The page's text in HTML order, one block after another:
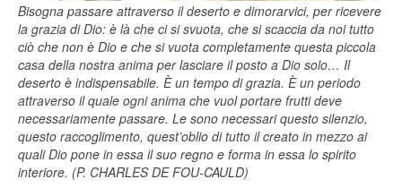
Bisogna passare attraverso il deserto e dimorarvici, per ricevere
la grazia di Dio: è là che ci si svuota, che si scaccia da noi tutto
ciò che non è Dio e che si vuota completamente questa piccola
casa della nostra anima per lasciare il posto a Dio solo… Il
deserto è indispensabile. È un tempo di grazia. È un periodo
attraverso il quale ogni anima che vuol portare frutti deve
necessariamente passare. Le sono necessari questo silenzio,
questo raccoglimento, quest’oblio di tutto il creato in mezzo ai
quali Dio pone in essa il suo regno e forma in essa lo spirito
interiore. (P. CHARLES DE FOU-CAULD)